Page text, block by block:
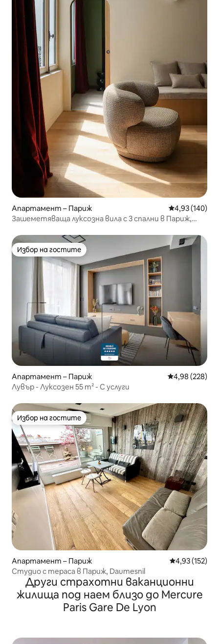
Апартамент – Париж Средна
4,93 (140)
Зашеметяваща луксозна вила с 3 спални в Париж,
Избор на гостите
Избор на гостите
Апартамент – Париж Средна
4,98 (228)
Лувър - Луксозен 55 m² - С услуги
Избор на гостите
Избор на гостите
Апартамент – Париж Средна
4,93 (152)
Студио с тераса в Париж, Daumesnil
Други страхотни ваканционни
жилища под наем близо до Mercure
Paris Gare De Lyon